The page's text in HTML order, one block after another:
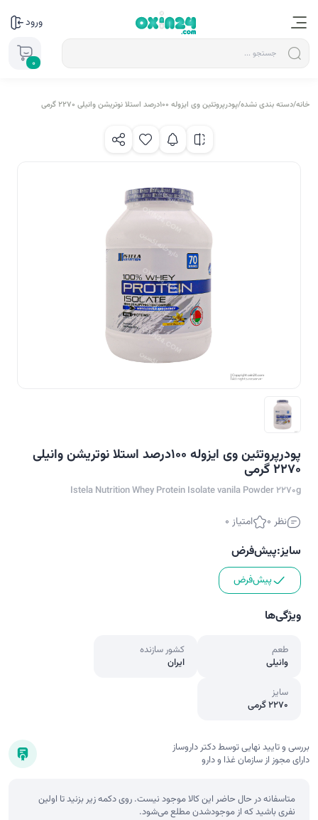
ورود
0
خانه/دسته بندی نشده/پودرپروتئین وی ایزوله 100درصد استلا نوتریشن وانیلی 2270 گرمی
پودرپروتئین وی ایزوله 100درصد استلا نوتریشن وانیلی
2270 گرمی
Istela Nutrition Whey Protein Isolate vanila Powder 2270g
نظر 0 امتیاز 0
سایز:پیش‌فرض
پیش‌فرض
ویژگی‌ها
طعم
وانیلی
کشور سازنده
ایران
سایز
2270 گرمی
بررسی و تایید نهایی توسط دکتر داروساز
دارای مجوز از سازمان غذا و دارو
متاسفانه در حال حاضر این کالا موجود نیست. روی دکمه زیر بزنید تا اولین
نفری باشید که از موجودشدن مطلع می‌شود.